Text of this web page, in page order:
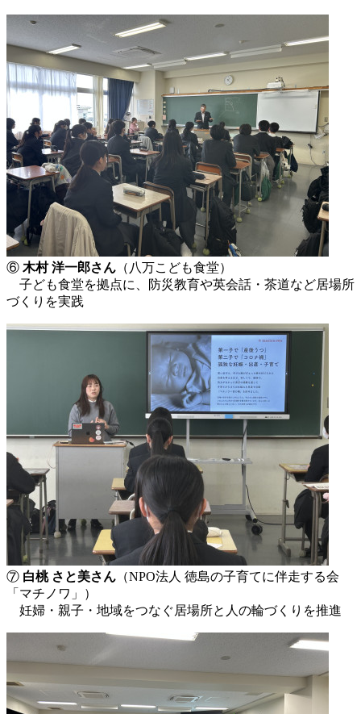
⑥ 木村 洋一郎さん （八万こども食堂）
子ども食堂を拠点に、防災教育や英会話・茶道など居場所
づくりを実践
⑦ 白桃 さと美さん （NPO法人 徳島の子育てに伴走する会
「マチノワ」）
妊婦・親子・地域をつなぐ居場所と人の輪づくりを推進